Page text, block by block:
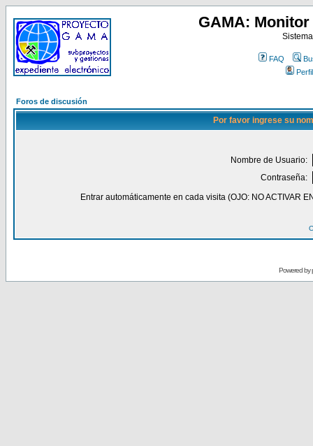
GAMA:
FAQ
Perfil
Foros de discusión
Por favor ingrese su
Nombre de Usuario:
Contraseña:
Entrar automáticamente en cada visita (OJO: NO ACTIVAR
Powered by